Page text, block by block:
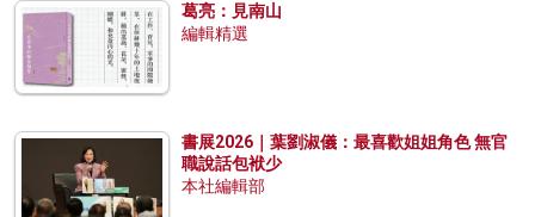
葛亮：見南山
編輯精選
書展2026｜葉劉淑儀：最喜歡姐姐角色 無官
職說話包袱少
本社編輯部